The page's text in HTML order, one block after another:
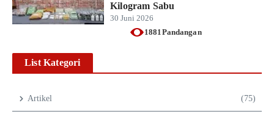
Kilogram Sabu
30 Juni 2026
1881Pandangan
List Kategori
Artikel (75)